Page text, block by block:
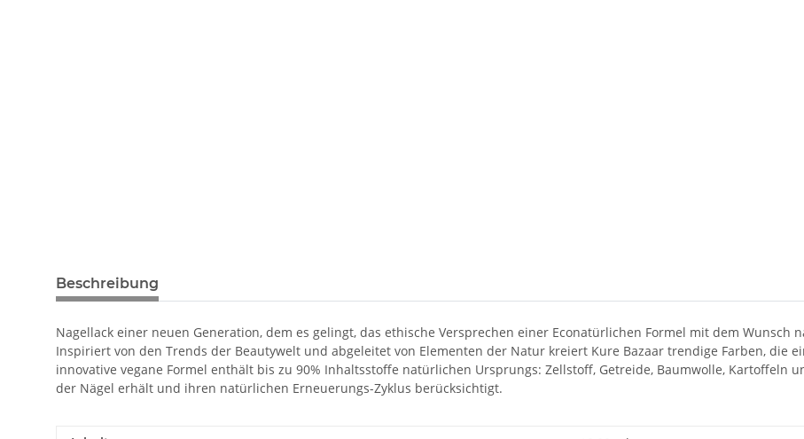
Beschreibung
Nagellack einer neuen Generation, dem es gelingt, das ethische Versprechen einer Econatürlichen Formel mit dem
Inspiriert von den Trends der Beautywelt und abgeleitet von Elementen der Natur kreiert Kure Bazaar trendige Farben, die
innovative vegane Formel enthält bis zu 90% Inhaltsstoffe natürlichen Ursprungs: Zellstoff, Getreide, Baumwolle, Kartoffeln
der Nägel erhält und ihren natürlichen Erneuerungs-Zyklus berücksichtigt.